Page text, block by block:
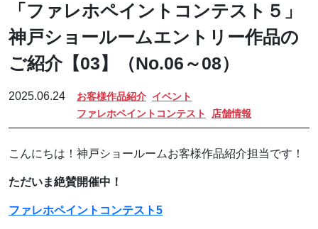
「ファレホペイントコンテスト５」
神戸ショールームエントリー作品の
ご紹介【03】（No.06～08）
2025.06.24 お客様作品紹介 イベント
ファレホペイントコンテスト
店舗情報
こんにちは！神戸ショールームお客様作品紹介担当です！
ただいま絶賛開催中！
ファレホペイントコンテスト5